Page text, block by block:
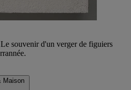
souvenir d'un verger de figuiers
Maison